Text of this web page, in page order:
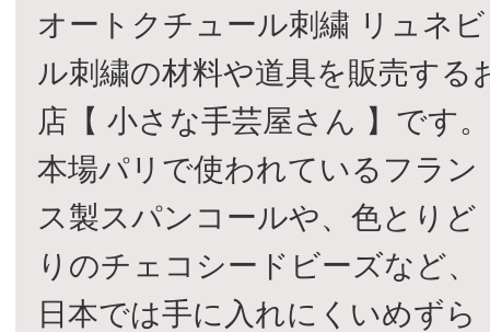
オートクチュール刺繍 リュネビ
ル刺繍の材料や道具を販売する
店【 小さな手芸屋さん 】です。
本場パリで使われているフラン
ス製スパンコールや、色とりど
りのチェコシードビーズなど、
日本では手に入れにくいめずら